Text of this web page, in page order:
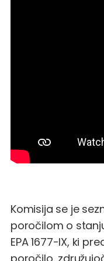
Komisija se je
poročilom o
EPA 1677-IX, ki